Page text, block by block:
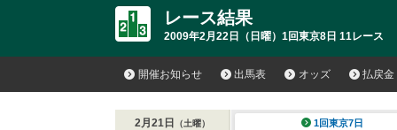
レース結果
2009年2月22日（日曜）1回東京8日 11レース
開催お知らせ 出馬表 オッズ 払戻金
2月21日 （土曜） 1回東京7日